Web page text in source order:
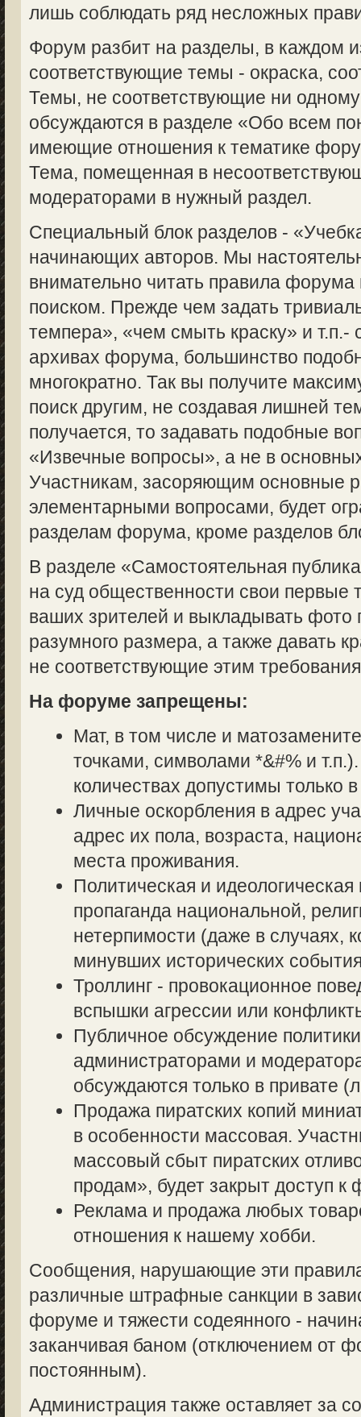
лишь соблюдать ряд несложных
Форум разбит на разделы, в каждом
соответствующие темы - окраска,
Темы, не соответствующие ни
обсуждаются в разделе «Обо всем
имеющие отношения к тематике
Тема, помещенная в
модераторами в нужный раздел.
Специальный блок разделов -
начинающих авторов. Мы
внимательно читать правила форума
поиском. Прежде чем задать
темпера», «чем смыть краску» и т.п.-
архивах форума, большинство
многократно. Так вы получите
поиск другим, не создавая лишней
получается, то задавать подобные
«Извечные вопросы», а не в
Участникам, засоряющим основные
элементарными вопросами, будет
разделам форума, кроме разделов
В разделе «Самостоятельная
на суд общественности свои первые
ваших зрителей и выкладывать фото
разумного размера, а также давать
не соответствующие этим
На форуме запрещены:
Мат, в том числе и
точками, символами *&#% и
количествах допустимы только
Личные оскорбления в адрес
адрес их пола, возраста,
места проживания.
Политическая и
пропаганда национальной,
нетерпимости (даже в случаях,
минувших исторических
Троллинг - провокационное
вспышки агрессии или
Публичное обсуждение
администраторами и
обсуждаются только в привате
Продажа пиратских копий
в особенности массовая.
массовый сбыт пиратских
продам», будет закрыт доступ к
Реклама и продажа любых
отношения к нашему хобби.
Сообщения, нарушающие эти
различные штрафные санкции в
форуме и тяжести содеянного -
заканчивая баном (отключением от
постоянным).
Администрация также оставляет за